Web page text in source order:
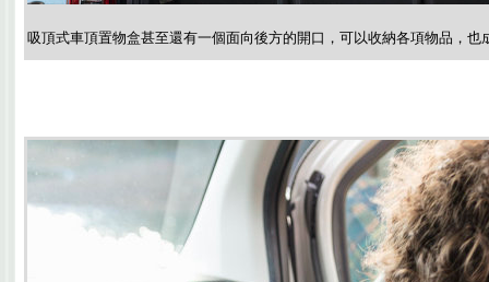
吸頂式車頂置物盒甚至還有一個面向後方的開口，可以收納各項物品，也